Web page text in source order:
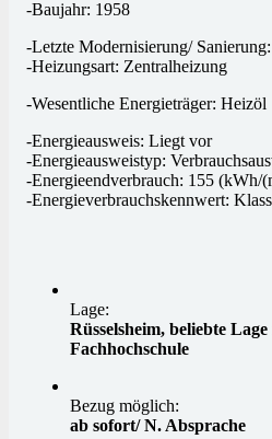
-Baujahr: 1958
-Letzte Modernisierung/
-Heizungsart: Zentralheizung
-Wesentliche Energieträger: Heizöl
-Energieausweis: Liegt vor
-Energieausweistyp:
-Energieendverbrauch: 155 (kWh/
-Energieverbrauchskennwert:
Lage:
Rüsselsheim, beliebte
Fachhochschule
Bezug möglich:
ab sofort/ N. Absprache